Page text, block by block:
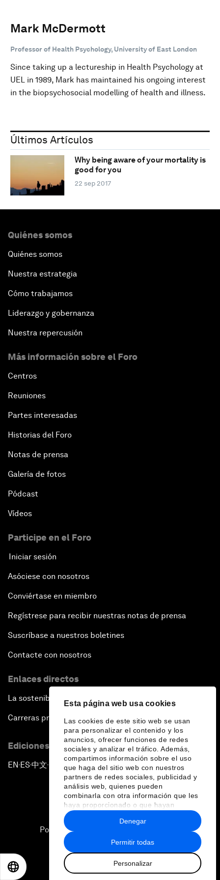
Esta página web usa cookies
Las cookies de este sitio web se usan
para personalizar el contenido y los
anuncios, ofrecer funciones de redes
sociales y analizar el tráfico. Además,
compartimos información sobre el uso
que haga del sitio web con nuestros
partners de redes sociales, publicidad y
análisis web, quienes pueden
combinarla con otra información que les
haya proporcionado o que hayan
recopilado a partir del uso que haya
hecho de sus servicios.
Permitir todas
Personalizar
Denegar
Mark McDermott
Professor of Health Psychology, University of East London
Since taking up a lectureship in Health Psychology at
UEL in 1989, Mark has maintained his ongoing interest
in the biopsychosocial modelling of health and illness.
Últimos Artículos
Why being aware of your mortality is
good for you
22 sep 2017
Quiénes somos
Quiénes somos
Nuestra estrategia
Cómo trabajamos
Liderazgo y gobernanza
Nuestra repercusión
Más información sobre el Foro
Centros
Reuniones
Partes interesadas
Historias del Foro
Notas de prensa
Galería de fotos
Pódcast
Vídeos
Participe en el Foro
Iniciar sesión
Asóciese con nosotros
Conviértase en miembro
Regístrese para recibir nuestras notas de prensa
Suscríbase a nuestros boletines
Contacte con nosotros
Enlaces directos
La sostenibilidad en el Foro
Carreras profesionales
Ediciones en otros idiomas
EN ▪ES▪中文▪ 日本語
Política de privacidad y normas de uso
Sitemap
2026 Foro Económico Mundial